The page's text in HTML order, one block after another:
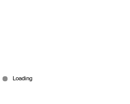
കഴിച്ചു സര്‍';
സഹോദരങ്ങളുടെ കഥ